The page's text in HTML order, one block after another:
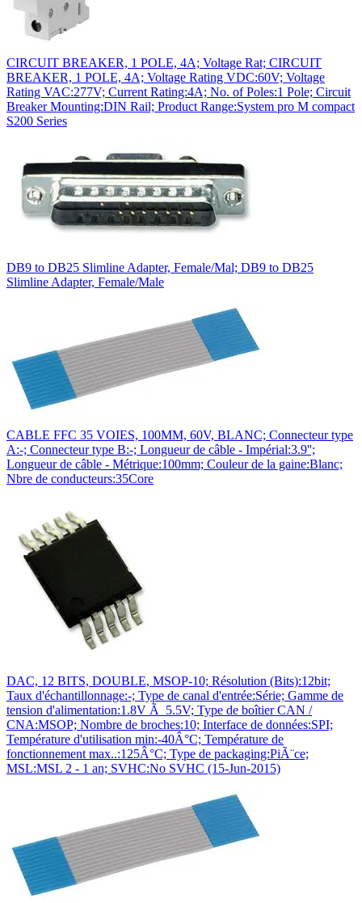
CIRCUIT BREAKER, 1 POLE, 4A; Voltage Rat; CIRCUIT
BREAKER, 1 POLE, 4A; Voltage Rating VDC:60V; Voltage
Rating VAC:277V; Current Rating:4A; No. of Poles:1 Pole; Circuit
Breaker Mounting:DIN Rail; Product Range:System pro M compact
S200 Series
DB9 to DB25 Slimline Adapter, Female/Mal; DB9 to DB25
Slimline Adapter, Female/Male
CABLE FFC 35 VOIES, 100MM, 60V, BLANC; Connecteur type
A:-; Connecteur type B:-; Longueur de câble - Impérial:3.9'';
Longueur de câble - Métrique:100mm; Couleur de la gaine:Blanc;
Nbre de conducteurs:35Core
DAC, 12 BITS, DOUBLE, MSOP-10; Résolution (Bits):12bit;
Taux d'échantillonnage:-; Type de canal d'entrée:Série; Gamme de
tension d'alimentation:1.8V Ã 5.5V; Type de boîtier CAN /
CNA:MSOP; Nombre de broches:10; Interface de données:SPI;
Température d'utilisation min:-40Â°C; Température de
fonctionnement max..:125Â°C; Type de packaging:PiÃ¨ce;
MSL:MSL 2 - 1 an; SVHC:No SVHC (15-Jun-2015)